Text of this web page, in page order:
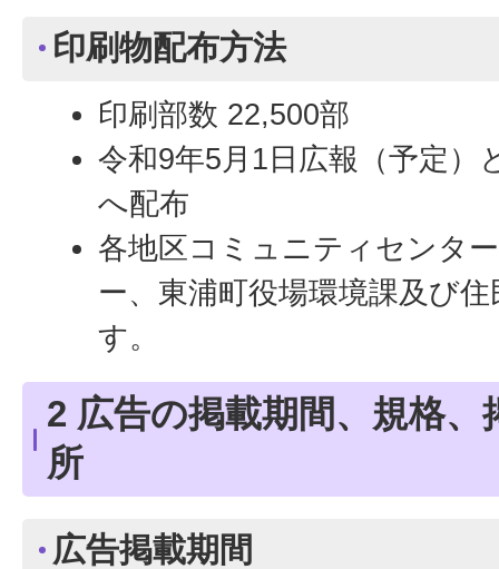
印刷物配布方法
印刷部数 22,500部
令和9年5月1日広報（予定）
へ配布
各地区コミュニティセンタ
ー、東浦町役場環境課及び
す。
2 広告の掲載期間、規格、
所
広告掲載期間